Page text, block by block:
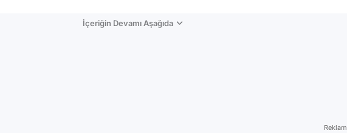
İçeriğin Devamı Aşağıda
Reklam